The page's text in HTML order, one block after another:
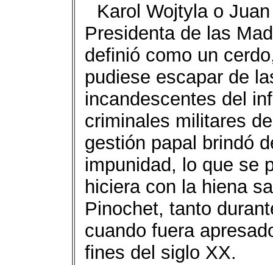
Karol Wojtyla o
Presidenta de las
definió como un
pudiese escapar de
incandescentes del
criminales militares
gestión papal brindó
impunidad, lo que se
hiciera con la hiena
Pinochet, tanto
cuando fuera
fines del siglo XX.